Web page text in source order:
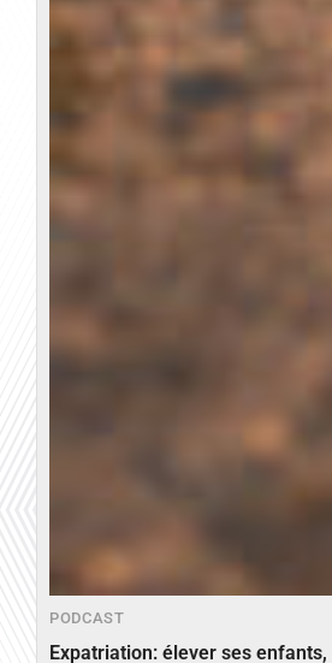
PODCAST
Expatriation: élever ses